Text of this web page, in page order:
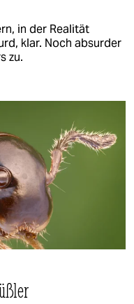
in der Realität
klar. Noch absurder
zu.